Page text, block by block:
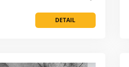
DETAIL